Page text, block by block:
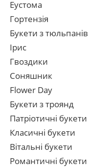
Еустома
Гортензія
Букети з тюльпанів
Ірис
Гвоздики
Соняшник
Flower Day
Букети з троянд
Патріотичні букети
Класичні букети
Вітальні букети
Романтичні букети